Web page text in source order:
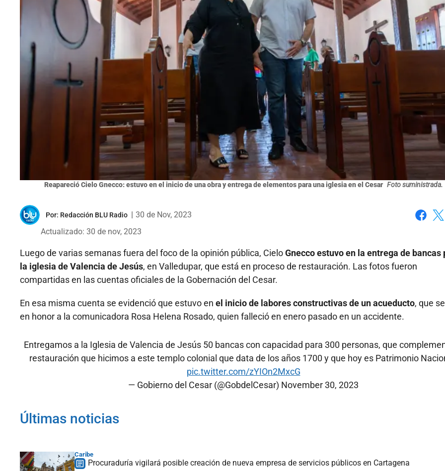
Reapareció Cielo Gnecco: estuvo en el inicio de una obra y entrega de elementos para una iglesia en el Cesar Foto suministrada.
Por: Redacción BLU Radio
30 de Nov, 2023
Actualizado: 30 de nov, 2023
Luego de varias semanas fuera del foco de la opinión pública, CieloGnecco estuvo en la entrega de bancas
la iglesia de Valencia de Jesús, en Valledupar, que está en proceso de restauración. Las fotos fueron
compartidas en las cuentas oficiales de la Gobernación del Cesar.
En esa misma cuenta se evidenció que estuvo en el inicio de labores constructivas de un acueducto, que
en honor a la comunicadora Rosa Helena Rosado, quien falleció en enero pasado en un accidente.
Entregamos a la Iglesia de Valencia de Jesús 50 bancas con capacidad para 300 personas, que
restauración que hicimos a este templo colonial que data de los años 1700 y que hoy es Patrimonio
pic.twitter.com/zYIOn2MxcG
— Gobierno del Cesar (@GobdelCesar) November 30, 2023
Últimas noticias
Caribe
Procuraduría vigilará posible creación de nueva empresa de servicios públicos en Cartagena